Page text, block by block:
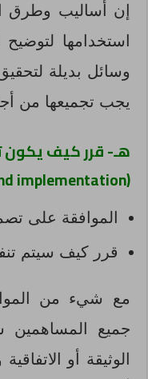
إن أساليب وطرق
استخدامها
وسائل بديلة
يجب تجميعها من
هـ- قرر كيف يكون
(Decide on plan format and implementation)
الموافقة على
قرر كيف سيتم
مع شيء من
جميع
الوثيقة أو